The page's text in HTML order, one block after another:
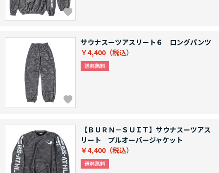
サウナスーツアスリート６ ロングパンツ
￥4,400
【ＢＵＲＮ－ＳＵＩＴ】サウナスーツアス
リート プルオーバージャケット
￥4,400